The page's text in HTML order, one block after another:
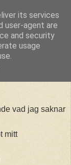
vad jag saknar
mitt
its services
user-agent are
and security
usage